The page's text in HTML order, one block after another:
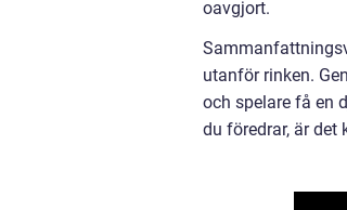
oavgjort.
utanför rinken.
och spelare få en
du föredrar, är det